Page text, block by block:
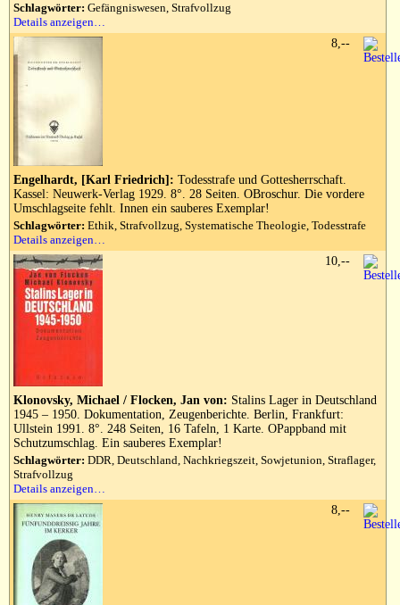
Schlagwörter: Gefängniswesen, Strafvollzug
Details anzeigen…
Engelhardt, [Karl Friedrich]: Todesstrafe und Gottesherrschaft.
Kassel: Neuwerk-Verlag 1929. 8°. 28 Seiten. OBroschur. Die vordere
Umschlagseite fehlt. Innen ein sauberes Exemplar!
Schlagwörter: Ethik, Strafvollzug, Systematische Theologie, Todesstrafe
Details anzeigen…
8,--
Klonovsky, Michael / Flocken, Jan von: Stalins Lager in Deutschland
1945 – 1950. Dokumentation, Zeugenberichte. Berlin, Frankfurt:
Ullstein 1991. 8°. 248 Seiten, 16 Tafeln, 1 Karte. OPappband mit
Schutzumschlag. Ein sauberes Exemplar!
Schlagwörter: DDR, Deutschland, Nachkriegszeit, Sowjetunion, Straflager,
Strafvollzug
Details anzeigen…
10,--
8,--